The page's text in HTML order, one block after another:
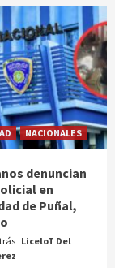
NACIONALES
denuncian
en
de Puñal,
LiceloT Del